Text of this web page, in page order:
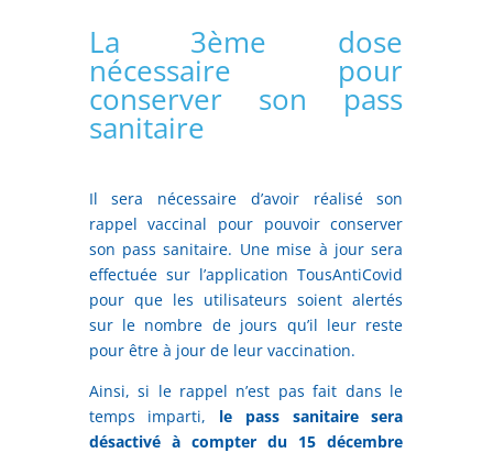
La 3ème dose
nécessaire pour
conserver son pass
sanitaire
Il sera nécessaire d’avoir réalisé son
rappel vaccinal pour pouvoir conserver
son pass sanitaire. Une mise à jour sera
effectuée sur l’application TousAntiCovid
pour que les utilisateurs soient alertés
sur le nombre de jours qu’il leur reste
pour être à jour de leur vaccination.
Ainsi, si le rappel n’est pas fait dans le
temps imparti, le pass sanitaire sera
désactivé à compter du 15 décembre